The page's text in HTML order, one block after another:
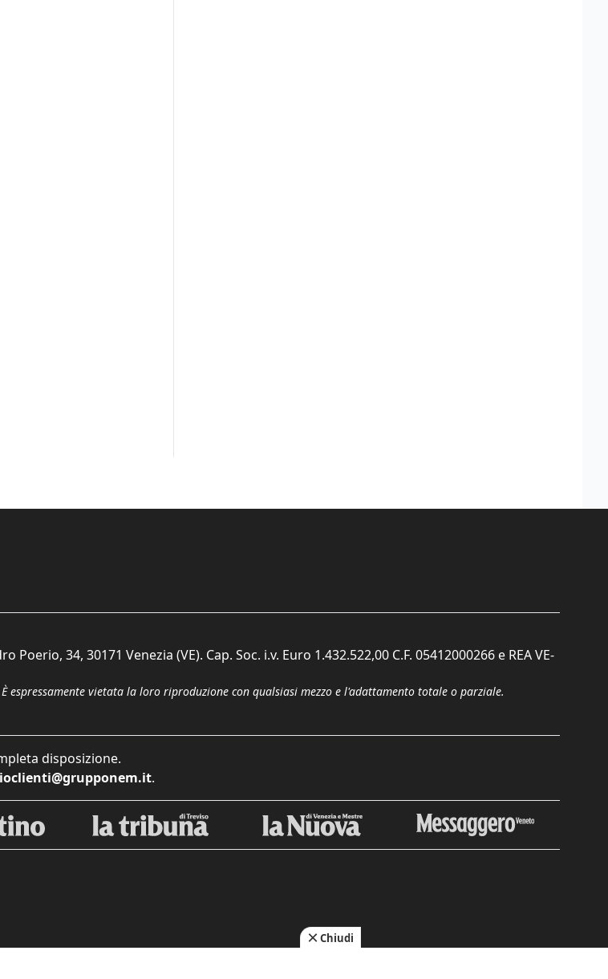
34, 30171 Venezia (VE). Cap. Soc. i.v. Euro 1.432.522,00 C.F. 05412000266 e REA VE-
vietata la loro riproduzione con qualsiasi mezzo e l'adattamento totale o parziale.
disposizione.
.
Chiudi